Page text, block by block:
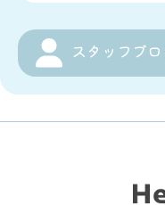
スタッフブ